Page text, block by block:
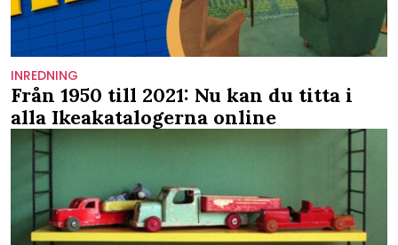
INREDNING
Från 1950 till 2021: Nu kan du titta i
alla Ikeakatalogerna online